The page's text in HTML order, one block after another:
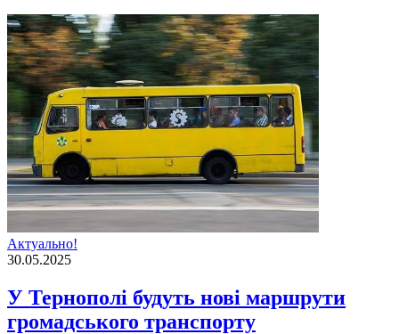
Актуально!
30.05.2025
У Тернополі будуть нові маршрути
громадського транспорту